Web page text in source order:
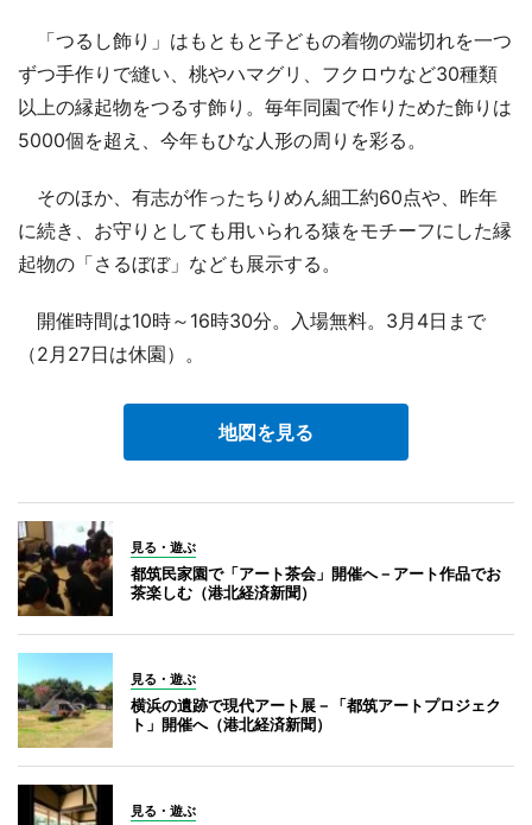
「つるし飾り」はもともと子どもの着物の端切れを一つ
ずつ手作りで縫い、桃やハマグリ、フクロウなど30種類
以上の縁起物をつるす飾り。毎年同園で作りためた飾りは
5000個を超え、今年もひな人形の周りを彩る。
そのほか、有志が作ったちりめん細工約60点や、昨年
に続き、お守りとしても用いられる猿をモチーフにした縁
起物の「さるぼぼ」なども展示する。
開催時間は10時～16時30分。入場無料。3月4日まで
（2月27日は休園）。
地図を見る
見る・遊ぶ
都筑民家園で「アート茶会」開催へ－アート作品でお
茶楽しむ（港北経済新聞）
見る・遊ぶ
横浜の遺跡で現代アート展－「都筑アートプロジェク
ト」開催へ（港北経済新聞）
見る・遊ぶ